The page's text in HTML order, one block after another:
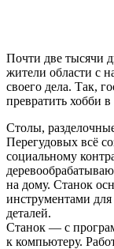
Почти две тысячи
жители области с
своего дела. Так,
превратить хобби
Столы,
Перегудовых всё
социальному
на дому. Станок
инструментами
деталей.
Станок — с
к компьютеру.